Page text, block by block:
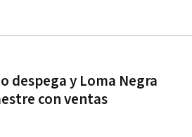
despega y Loma Negra
con ventas